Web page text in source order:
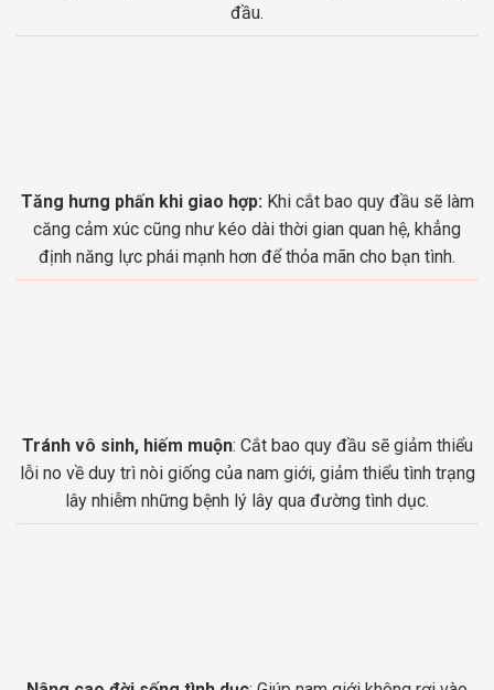
đầu.
Tăng hưng phấn khi giao hợp: Khi cắt bao quy đầu sẽ làm
căng cảm xúc cũng như kéo dài thời gian quan hệ, khẳng
định năng lực phái mạnh hơn để thỏa mãn cho bạn tình.
Tránh vô sinh, hiếm muộn: Cắt bao quy đầu sẽ giảm thiểu
lỗi no về duy trì nòi giống của nam giới, giảm thiểu tình trạng
lây nhiễm những bệnh lý lây qua đường tình dục.